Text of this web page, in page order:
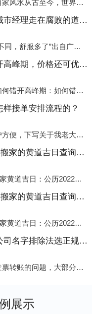
镇康县教您怎样测试自家风水从古至今，世界各地的人们都在研究人在乾坤中的位置以及它们所形成的关系。通过探究季节转换、星象变化，并且在所观测到的自然规律的指导下，人们开始认识到居住在不同住宅中的人，其一生中的财
镇康县蓝犀牛各地城市经理走在腐败的道路上
镇康县“这贵点的就是不同，舒服多了”出自广州运营邓经理的口中。2023年开年刚出来，三个司机（加盟蓝犀牛的个人队伍）便请广州经理去佛山娱乐场所大消费了一次，据知悉一晚消费达一万多，由三人平摊费用，燃鹅这样的
镇康县教您搬家错开高峰期，价格还可优惠！
镇康县中迁搬家教您如何错开高峰期：如何错开高峰期搬家，中迁搬家做了一些电话数据统计和分析，发现市民中午2点左右访问网站的人是最多的，电话咨询是早上9点左右是最多的，预约搬家周六和周日是最多的，网上QQ微
接单安排流程的？
镇康县为广州搬家客户方便，下写关于我老大众搬家公司接单的流程，九条给搬家朋友参考，了解搬家公司工序，免去搬家时的没有准备好的工作，给您及时快速的搬好家。一．电话咨询：专人接待客户电话咨询，初步了解客户搬 家
镇康县2022年7月份搬家的黄道吉日查询大全一览表哪天适合搬家好日子
镇康县2022年7月份搬家黄道吉日：公历2022年7月6日 农历六月初八 星期三 冲虎(甲寅)公历2022年7月12日 农历六月十四 星期二 冲猴(庚申)公历2022年7月13日 农历六月十五 星期三 冲鸡
镇康县2022年6月份搬家的黄道吉日查询大全一览表哪天适合搬家好日子
镇康县2022年6月份搬家黄道吉日：公历2022年6月1日 农历五月初三 星期三 冲兔(己卯)公历2022年6月4日 农历五月初六 星期六 冲马(壬午)公历2022年6月8日 农历五月初十 星期三 冲狗(丙
镇康县从广州搬家公司名字排除法选正规公司
镇康县如今因为搬家发票转账的问题，大部分搬家公司都已经注册了营业执照，早5年前基本上所谓的搬家公司都是无注册状态也就是无照营业，由于企业注册量大增所以各种企业信息展示平台如雨后春笋般遍地开花，如：天眼查，企
展示